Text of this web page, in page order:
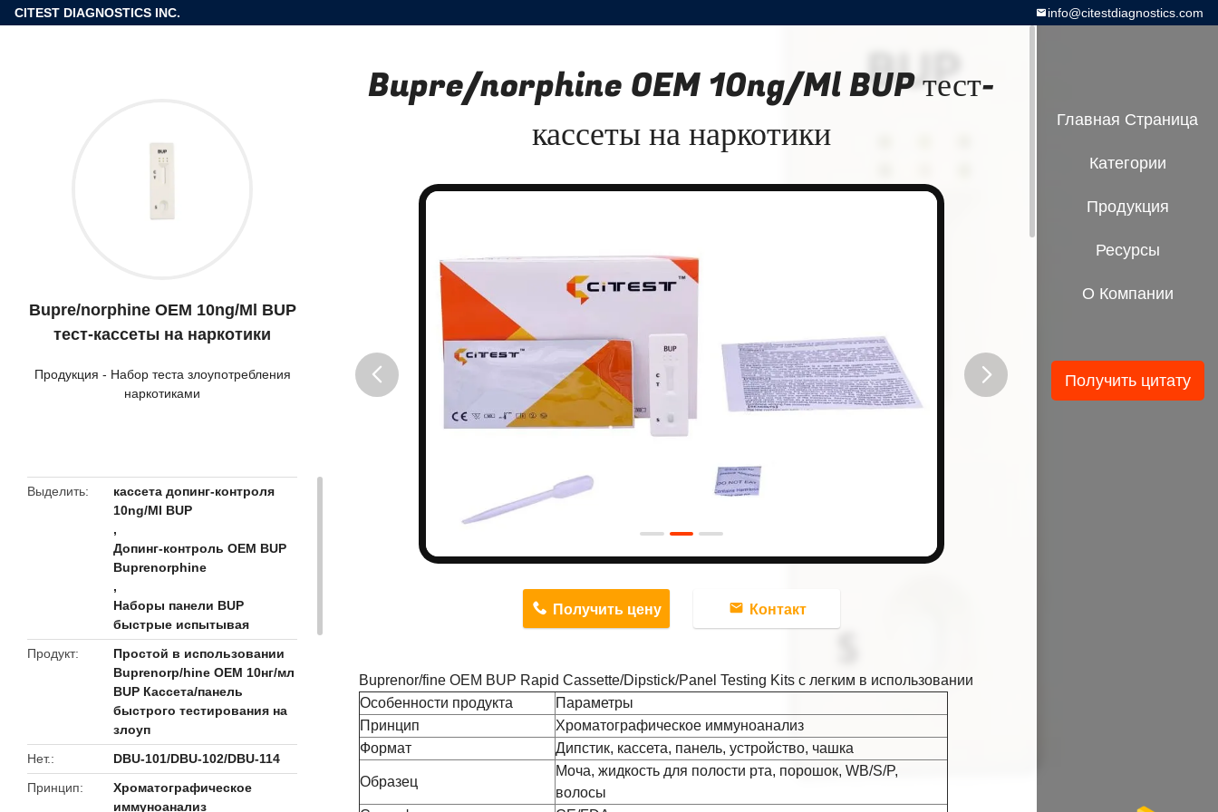
CITEST DIAGNOSTICS INC. info@citestdiagnostics.com
Bupre/norphine OEM 10ng/Ml BUP
тест-кассеты на наркотики
Продукция - Набор теста злоупотребления
наркотиками
Выделить
кассета допинг-контроля
10ng/Ml BUP
,
Допинг-контроль OEM BUP
Buprenorphine
,
Наборы панели BUP
быстрые испытывая
Продукт
Простой в использовании
Buprenorp/hine OEM 10нг/мл
BUP Кассета/панель
быстрого тестирования на
злоуп
Нет.
DBU-101/DBU-102/DBU-114
Принцип
Хроматографическое
иммуноанализ
Bupre/norphine OEM 10ng/Ml BUP тест-
кассеты на наркотики
Получить цену Контакт
Buprenor/fine OEM BUP Rapid Cassette/Dipstick/Panel Testing Kits с легким в использовании
Особенности продукта
Параметры
Принцип
Хроматографическое иммуноанализ
Формат
Дипстик, кассета, панель, устройство, чашка
Образец
Моча, жидкость для полости рта, порошок, WB/S/P,
волосы
Главная Страница
Категории
Продукция
Ресурсы
О Компании
Получить цитату